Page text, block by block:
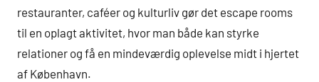
restauranter, caféer og kulturliv gør det escape rooms
til en oplagt aktivitet, hvor man både kan styrke
relationer og få en mindeværdig oplevelse midt i hjertet
af København.